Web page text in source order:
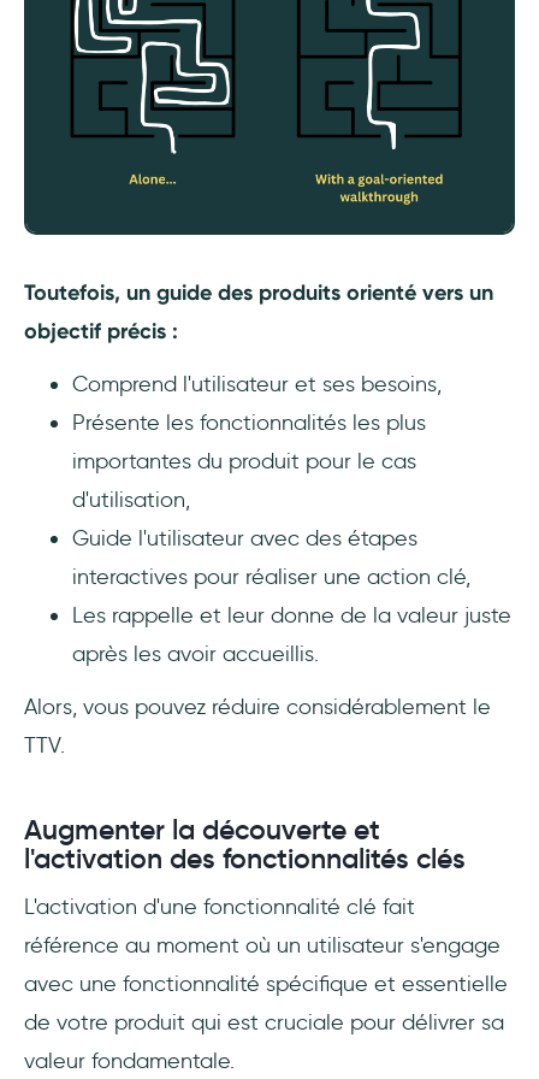
Toutefois, un guide des produits orienté vers un
objectif précis :
Comprend l'utilisateur et ses besoins,
Présente les fonctionnalités les plus
importantes du produit pour le cas
d'utilisation,
Guide l'utilisateur avec des étapes
interactives pour réaliser une action clé,
Les rappelle et leur donne de la valeur juste
après les avoir accueillis.
Alors, vous pouvez réduire considérablement le
TTV.
Augmenter la découverte et
l'activation des fonctionnalités clés
L'activation d'une fonctionnalité clé fait
référence au moment où un utilisateur s'engage
avec une fonctionnalité spécifique et essentielle
de votre produit qui est cruciale pour délivrer sa
valeur fondamentale.